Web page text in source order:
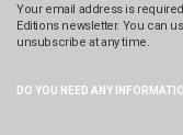
Your email address is
Editions newsletter. You can
unsubscribe at any time.
DO YOU NEED ANY